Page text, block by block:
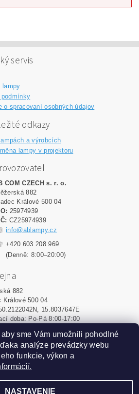
servis
lampy
o spracovaní osobných údajov
odkazy
a výrobcích
lampy v projektoru
COM CZECH s. r. o.
882
Králové 500 04
25974939
CZ25974939
info@ablampy.cz
+420 603 208 969
(Denně: 8:00–20:00)
882
Králové 500 04
15.8037647E
doba: Po-Pá 8:00-17:00
Vytvoril Shoptet
sme Vám umožnili pohodlné
analýze prevádzky webu
funkcie, výkon a
NASTAVENIE